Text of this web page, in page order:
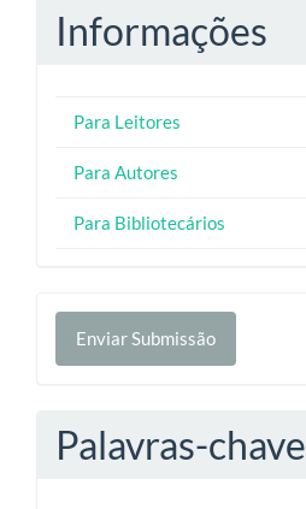
Informações
Para Leitores
Para Autores
Para Bibliotecários
Enviar
Submissão
Enviar Submissão
Palavras-chave